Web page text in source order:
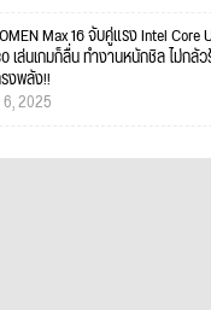
Max 16 จับคู่แรง Intel Core
เล่นเกมก็ลื่น ทำงานหนักชิล ไม่กลั
งพลัง!!
2025